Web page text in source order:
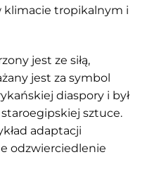
klimacie tropikalnym i
jest ze siłą,
jest za symbol
diaspory i był
sztuce.
adaptacji
odzwierciedlenie